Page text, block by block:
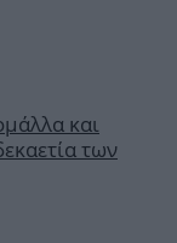
και
των